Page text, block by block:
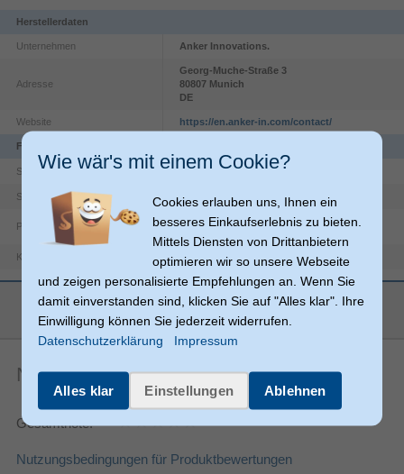
Herstellerdaten
Unternehmen Anker Innovations.
Adresse
Georg-Muche-Straße 3
80807 Munich
DE
Website https://en.anker-in.com/contact/
Funktionen
Steckverbinder 1 Geschlecht Stecker
Steckverbinder 2 Geschlecht Stecker
Plug & Play
Kabeltyp Rundkabel
Schnellladung
Anschlüsse USB C
Anschluss 2 USB C
Anschluss1 Formfaktor
Anschluss2 Formfaktor Gerade
Gewicht und Abmessungen
Sonstiges
mehr anzeigen
Noch keine Artikelbewertungen
Gesamtnote:
Nutzungsbedingungen für Produktbewertungen
Wie wär's mit einem Cookie?
Cookies erlauben uns, Ihnen ein
besseres Einkaufserlebnis zu bieten.
Mittels Diensten von Drittanbietern
optimieren wir so unsere Webseite
und zeigen personalisierte Empfehlungen an. Wenn Sie
damit einverstanden sind, klicken Sie auf "Alles klar". Ihre
Einwilligung können Sie jederzeit widerrufen.
Datenschutzerklärung
Impressum
Alles klar Einstellungen Ablehnen